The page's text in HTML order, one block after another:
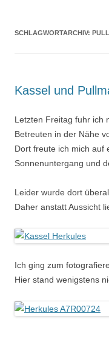
SCHLAGWORTARCHIV:
Kassel und
Letzten Freitag fuhr ich
Betreuten in der Nähe
Dort freute ich mich auf
Sonnenuntergang und
Leider wurde dort
Daher anstatt Aussicht
Ich ging zum
Hier stand wenigstens